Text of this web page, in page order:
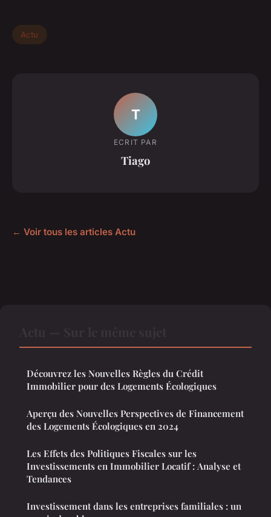
Actu
T
ECRIT PAR
Tiago
← Voir tous les articles Actu
Découvrez les Nouvelles Règles du Crédit
Immobilier pour des Logements Écologiques
Aperçu des Nouvelles Perspectives de Financement
des Logements Écologiques en 2024
Les Effets des Politiques Fiscales sur les
Investissements en Immobilier Locatif : Analyse et
Tendances
Investissement dans les entreprises familiales : un